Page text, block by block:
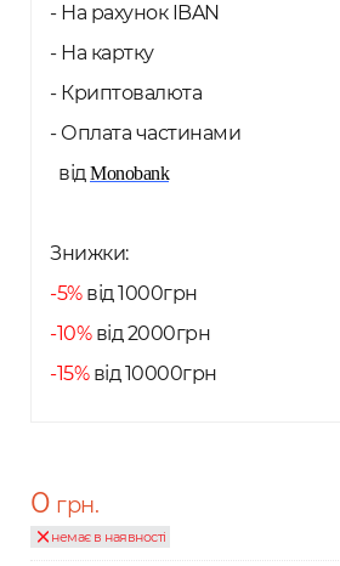
- На рахунок IBAN
- На картку
- Криптовалюта
- Оплата частинами
відMonobank
Знижки:
-5%від 1000грн
-10%від 2000грн
-15%від 10000грн
0 грн.
немає в наявності